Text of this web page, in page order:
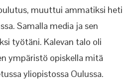
muuttui ammatiksi heti
Samalla media ja sen
työtäni. Kalevan talo oli
ympäristö opiskella mitä
yliopistossa Oulussa.